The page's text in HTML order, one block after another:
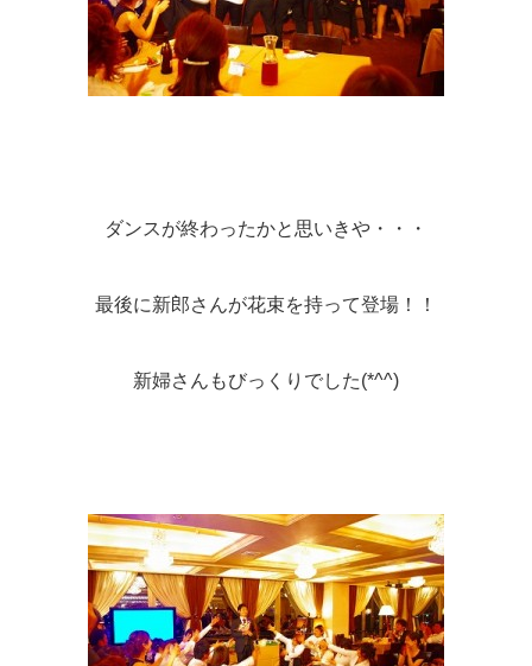
ダンスが終わったかと思いきや・・・
最後に新郎さんが花束を持って登場！！
新婦さんもびっくりでした(*^^)